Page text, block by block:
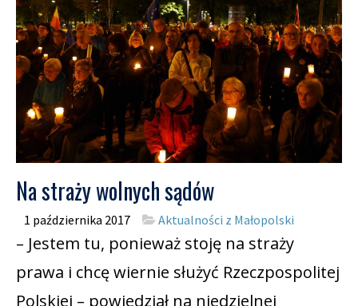
Na straży wolnych sądów
1 października 2017 Aktualności z Małopolski
– Jestem tu, ponieważ stoję na straży
prawa i chcę wiernie służyć Rzeczpospolitej
Polskiej – powiedział na niedzielnej